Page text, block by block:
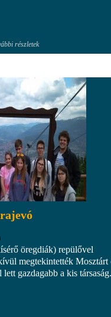
részletek
öregdiák) repülővel
megtekintették Mosztárt
gazdagabb a kis társaság.